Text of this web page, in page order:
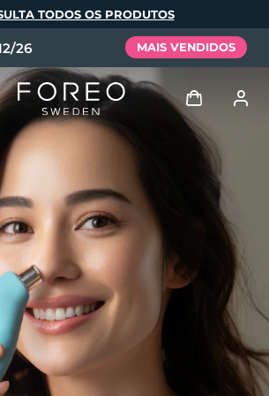
TODOS OS PRODUTOS
26 MAIS VENDIDOS
Entrar
Perfil de usuário
Meus aparelhos
Meus pedidos
Meus endereços
As minhas subscrições
Tech Elixir
Set
Deutsch
Español
Italiano
Português
Svenska
Русский
简体中文 繁體中文